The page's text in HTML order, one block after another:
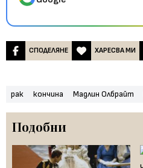
СПОДЕЛЯНЕ ХАРЕСВА МИ
рак кончина Мадлин Олбрайт
Подобни